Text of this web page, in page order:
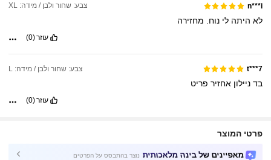
n***i צבע: שחור ולבן / מידה: XL
לא היתהלינוח. מחזירה
עוזר(0)
t***7 צבע: שחור ולבן / מידה: L
בדניילוןאחזיר פריט
עוזר(0)
פרטי המוצר
מאפיינים של בינה מלאכותית נוצר בהתבסס על הפרטים